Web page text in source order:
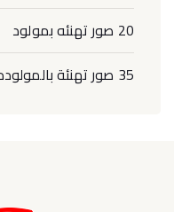
20 صور تهنئه بمولود
35 صور تهنئة بالمولوده